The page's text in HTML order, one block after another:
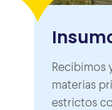
Recibimos
materias
estrictos